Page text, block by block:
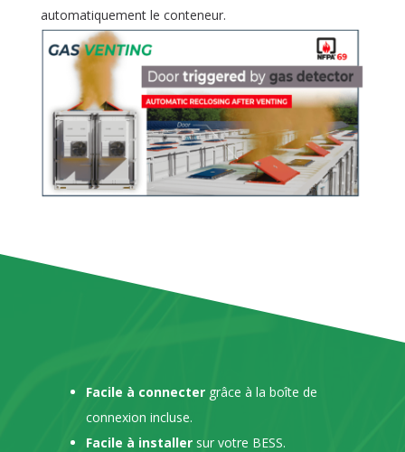
automatiquement le conteneur.
Facile à connecter grâce à la boîte de
connexion incluse.
Facile à installer sur votre BESS.